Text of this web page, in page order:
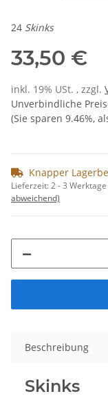
24 Skinks
33,50 €
inkl. 19% USt. , zzgl.
Unverbindliche
(Sie sparen 9.46%,
Knapper
Lieferzeit:2 - 3 Werktage
abweichend)
Beschreibung
Skinks